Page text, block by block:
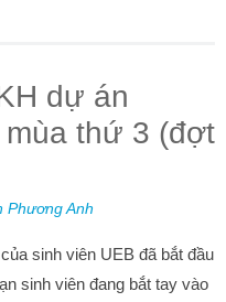
dự án
mùa thứ 3 (đợt
Phương Anh
sinh viên UEB đã bắt đầu
sinh viên đang bắt tay vào